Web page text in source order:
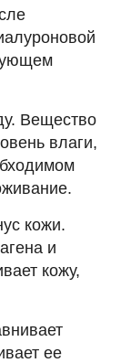
Вещество
влаги,
кожи.
и
кожу,
ее